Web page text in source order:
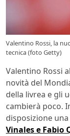
Valentino Rossi, la
tecnica (foto Getty)
Valentino Rossi
novità del
della livrea e gli
cambierà poco.
disposizione una
Vinales e Fabio